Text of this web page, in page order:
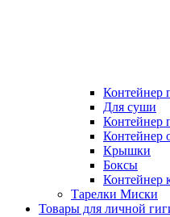
Контейнер
Для суши
Контейнер
Контейнер
Крышки
Боксы
Контейнер
Тарелки Миски
Товары для личной